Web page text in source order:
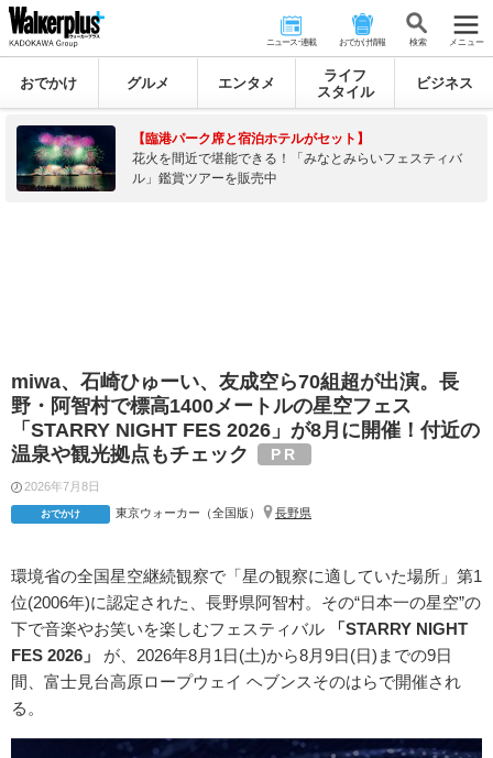
ニュース･連載 おでかけ情報 検 索 メニュー
おでかけ グルメ エンタメ
ライフ
スタイル
ビジネス
【臨港パーク席と宿泊ホテルがセット】
花火を間近で堪能できる！「みなとみらいフェスティバ
ル」鑑賞ツアーを販売中
miwa、石崎ひゅーい、友成空ら70組超が出演。長
野・阿智村で標高1400メートルの星空フェス
「STARRY NIGHT FES 2026」が8月に開催！付近の
温泉や観光拠点もチェック
2026年7月8日
おでかけ 東京ウォーカー（全国版） 長野県
環境省の全国星空継続観察で「星の観察に適していた場所」第1
位(2006年)に認定された、長野県阿智村。その“日本一の星空”の
下で音楽やお笑いを楽しむフェスティバル
「STARRY NIGHT
FES 2026」
が、2026年8月1日(土)から8月9日(日)までの9日
間、富士見台高原ロープウェイ ヘブンスそのはらで開催され
る。